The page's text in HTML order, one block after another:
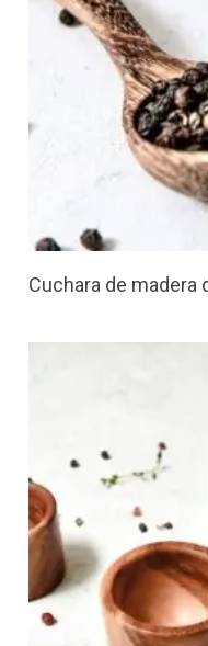
Cuchara de madera